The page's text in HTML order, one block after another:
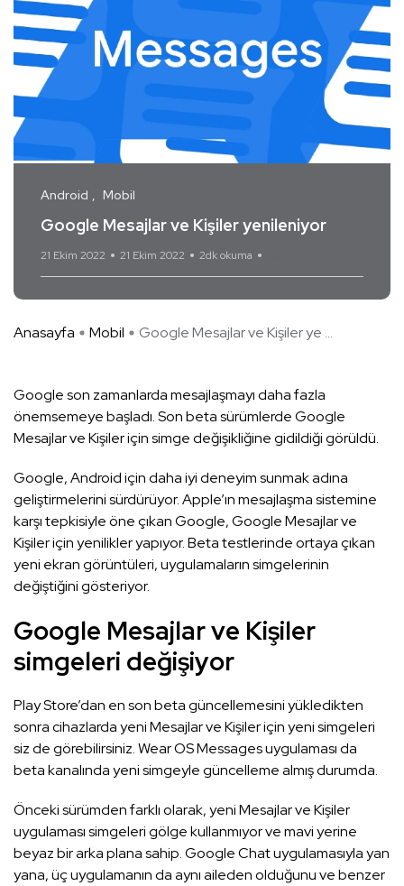
Android Mobil
Google Mesajlar ve Kişiler yenileniyor
21 Ekim 2022 21 Ekim 2022 2dk okuma
Anasayfa Mobil Google Mesajlar ve Kişiler ye ...
Google son zamanlarda mesajlaşmayı daha fazla
önemsemeye başladı. Son beta sürümlerde Google
Mesajlar ve Kişiler için simge değişikliğine gidildiği görüldü.
Google, Android için daha iyi deneyim sunmak adına
geliştirmelerini sürdürüyor. Apple’ın mesajlaşma sistemine
karşı tepkisiyle öne çıkan Google, Google Mesajlar ve
Kişiler için yenilikler yapıyor. Beta testlerinde ortaya çıkan
yeni ekran görüntüleri, uygulamaların simgelerinin
değiştiğini gösteriyor.
Google Mesajlar ve Kişiler
simgeleri değişiyor
Play Store’dan en son beta güncellemesini yükledikten
sonra cihazlarda yeni Mesajlar ve Kişiler için yeni simgeleri
siz de görebilirsiniz. Wear OS Messages uygulaması da
beta kanalında yeni simgeyle güncelleme almış durumda.
Önceki sürümden farklı olarak, yeni Mesajlar ve Kişiler
uygulaması simgeleri gölge kullanmıyor ve mavi yerine
beyaz bir arka plana sahip. Google Chat uygulamasıyla yan
yana, üç uygulamanın da aynı aileden olduğunu ve benzer